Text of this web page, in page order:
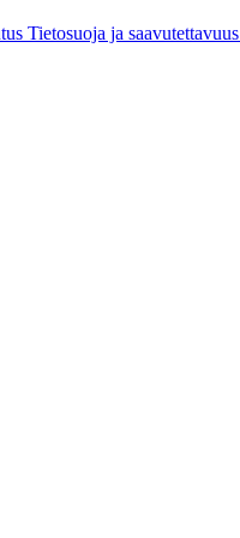
Tietosuoja ja saavutettavuus